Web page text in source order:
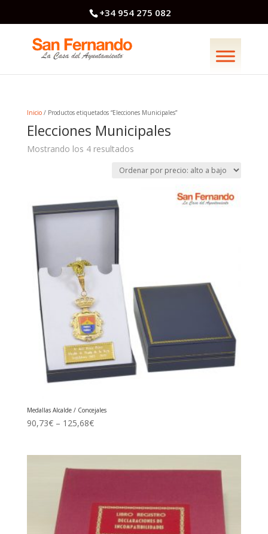
+34 954 275 082
Inicio/ Productos etiquetados “Elecciones Municipales”
Elecciones Municipales
Mostrando los 4 resultadosOrdenado
precio:
Medallas Alcalde / Concejales
90,73€– 125,68€